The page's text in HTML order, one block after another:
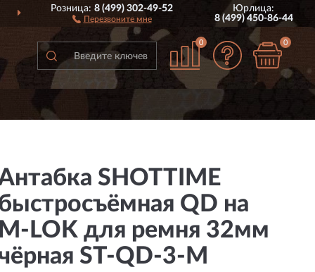
РОССИИ
Розница:8 (499) 302-49-52
Перезвоните мне
Юрлица:
8 (499) 450-86-44
0 0
SHOTTIME
QD на
LOK для ремня 32мм
ST-QD-3-M